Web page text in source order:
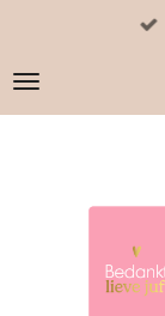
naar
de